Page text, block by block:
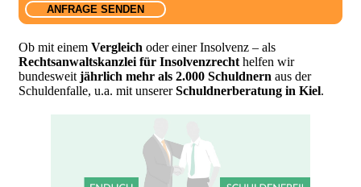
Ob mit einem Vergleich oder einer Insolvenz – als
Rechtsanwaltskanzlei für Insolvenzrecht helfen wir
bundesweit jährlich mehr als 2.000 Schuldnern aus der
Schuldenfalle, u.a. mit unsererSchuldnerberatung in Kiel.